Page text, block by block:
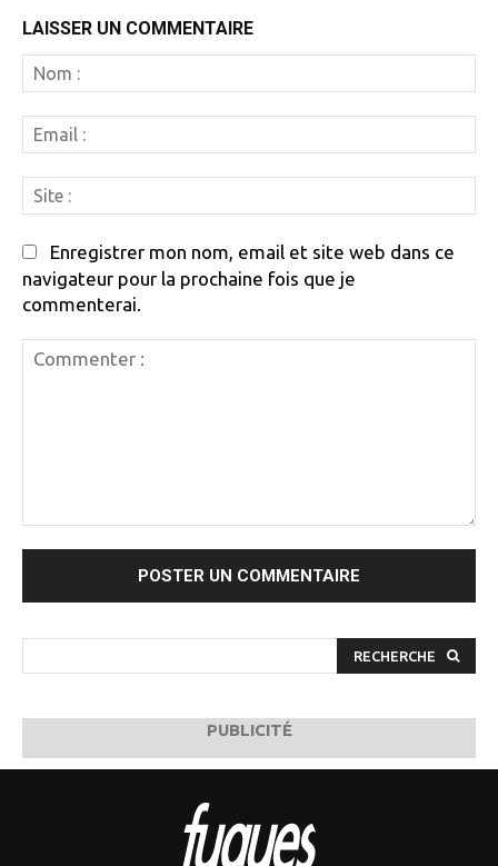
LAISSER UN COMMENTAIRE
:
:
:
Enregistrer mon nom, email et site web dans ce
navigateur pour la prochaine fois que je
commenterai.
RECHERCHE
PUBLICITÉ